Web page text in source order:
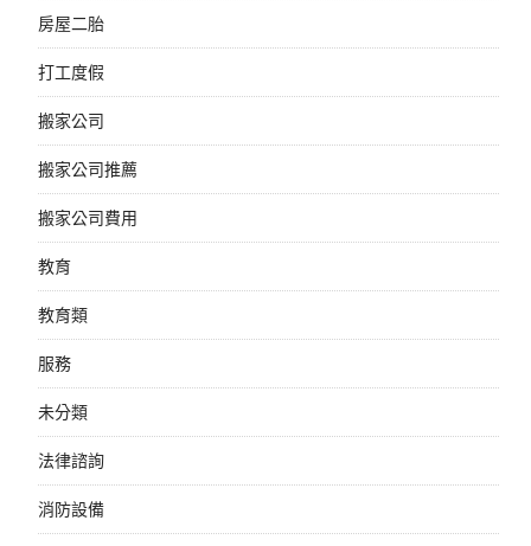
房屋二胎
打工度假
搬家公司
搬家公司推薦
搬家公司費用
教育
教育類
服務
未分類
法律諮詢
消防設備